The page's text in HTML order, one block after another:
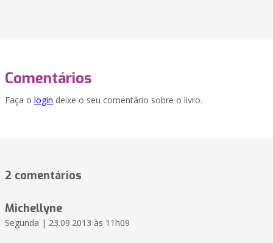
Comentários
Faça o login deixe o seu comentário sobre o livro.
2 comentários
Michellyne
Segunda | 23.09.2013 às 11h09